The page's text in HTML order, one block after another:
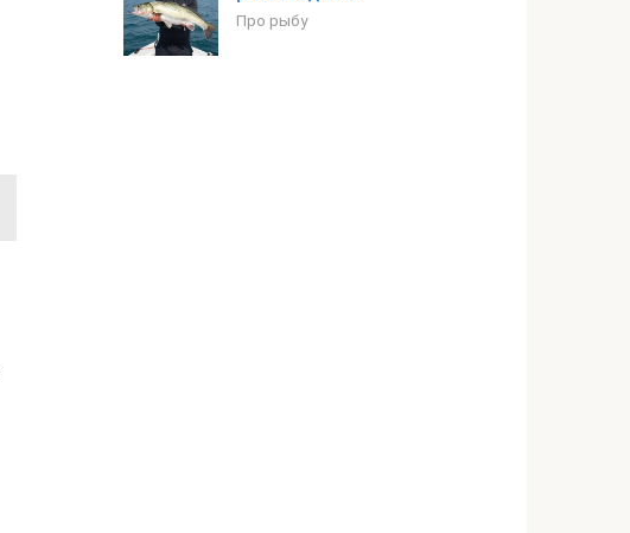
Про рыбу